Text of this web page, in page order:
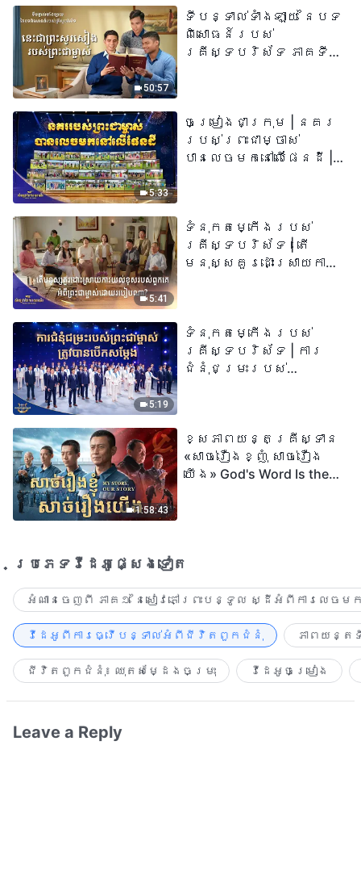
50:57
ទីបន្ទាល់ទាំងឡាយ នៃបទ
ពិសោធន៍របស់
គ្រីស្ទបរិស័ទ ភាគទី
5:33
ចម្រៀងជាក្រុម | នគរ
របស់ព្រះជាម្ចាស់
បានលេចមកនៅលើផែនដី |
5:41
ទំនុកតម្កើង​របស់​
គ្រីស្ទបរិស័ទ​ | តើ
មនុស្សគួរដោះស្រាយការ
២០២៦
5:19
ទំនុកតម្កើង​របស់​
គ្រីស្ទបរិស័ទ | ការ
ជំនុំជម្រះរបស់
1:58:43
ខ្សែភាពយន្តគ្រីស្ទាន
«សាច់រឿងខ្ញុំ សាច់រឿង
យើង» God's Word Is the
ប្រភេទ​វីដេអូ​ផ្សេង​ទៀត​
អំណានចេញពី ភាគ១ នៃសៀវភៅព្រះបន្ទូល ស្ដីអំពីការលេច
វីដេអូពីការធ្វើបន្ទាល់អំពីជីវិតពួកជំនុំ ភាពយន្
ជីវិតពួកជំនុំ៖ ឈុតសម្ដែងចម្រុះ វីដេអូចម្រៀង​
Leave a Reply